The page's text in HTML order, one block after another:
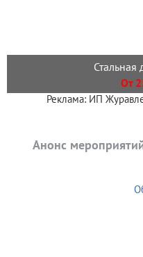
Стальная
От
Реклама: ИП
Анонс